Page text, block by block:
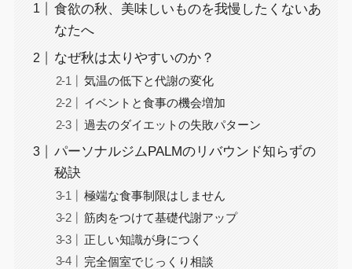
食欲の秋、美味しいものを我慢したくないあ
なたへ
なぜ秋は太りやすいのか？
気温の低下と代謝の変化
イベントと食事の機会増加
過去のダイエットの失敗パターン
パーソナルジムPALMのリバウンド知らずの
秘訣
極端な食事制限はしません
筋肉をつけて基礎代謝アップ
正しい知識が身につく
完全個室でじっくり相談